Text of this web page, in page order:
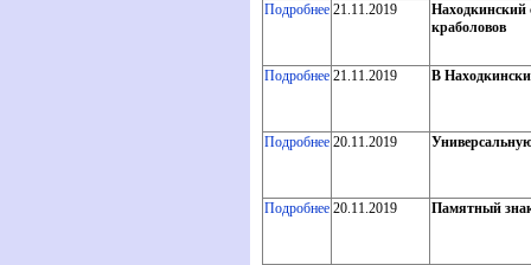
Подробнее 21.11.2019
Находкинский
краболовов
Подробнее 21.11.2019 В
Подробнее 20.11.2019
Подробнее 20.11.2019 Памятный знак